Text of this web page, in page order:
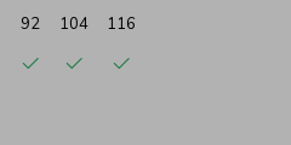
92 104 116